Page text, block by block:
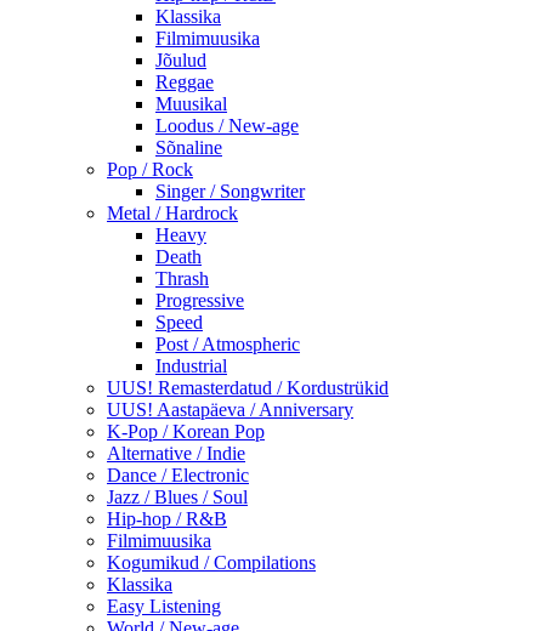
Klassika
Filmimuusika
Jõulud
Reggae
Muusikal
Loodus / New-age
Sõnaline
Pop / Rock
Singer / Songwriter
Metal / Hardrock
Heavy
Death
Thrash
Progressive
Speed
Post / Atmospheric
Industrial
UUS! Remasterdatud / Kordustrükid
UUS! Aastapäeva / Anniversary
K-Pop / Korean Pop
Alternative / Indie
Dance / Electronic
Jazz / Blues / Soul
Hip-hop / R&B
Filmimuusika
Kogumikud / Compilations
Klassika
Easy Listening